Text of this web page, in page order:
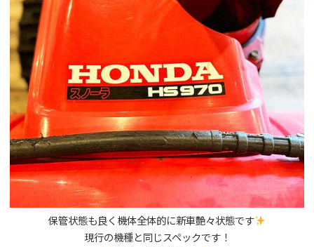
保管状態も良く機体全体的に新車艶々状態です
現行の機種と同じスペックです！